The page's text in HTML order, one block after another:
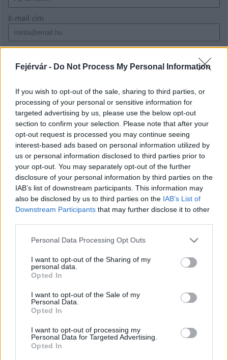
Fejérvár - Do Not Process My Personal Information
If you wish to opt-out of the sale, sharing to third parties, or
processing of your personal or sensitive information for
targeted advertising by us, please use the below opt-out
section to confirm your selection. Please note that after your
opt-out request is processed you may continue seeing
interest-based ads based on personal information utilized by
us or personal information disclosed to third parties prior to
your opt-out. You may separately opt-out of the further
disclosure of your personal information by third parties on the
IAB’s list of downstream participants. This information may
also be disclosed by us to third parties on the IAB’s List of
Downstream Participants that may further disclose it to other
Please note that this website/app uses one or more Google
not limited to your visit or usage behaviour. You may click to
grant or deny consent to Google and its third-party tags to
use your data for below specified purposes in below Google
consent section.
Personal Data Processing Opt Outs
I want to opt-out of the Sharing of my
personal data.
Opted In
I want to opt-out of the Sale of my
Personal Data.
Opted In
I want to opt-out of processing my
Personal Data for Targeted Advertising.
Opted In
E-mail cím
szabályzatot!
LEGFRISSEBB
Amire többmillióan vártunk: szombattól
másodfokúra csökken a riasztás
Helyi hírek
Látlelet a hazai víziközművekről?
Bicske vízellátása
termeléssel tehermentesíti a
villamosenergia-rendszert a STRABAG